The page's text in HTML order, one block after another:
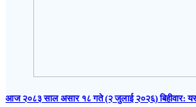
आज २०८३ साल असार १८ गते (२ जुलाई २०२६) बिहीवार: